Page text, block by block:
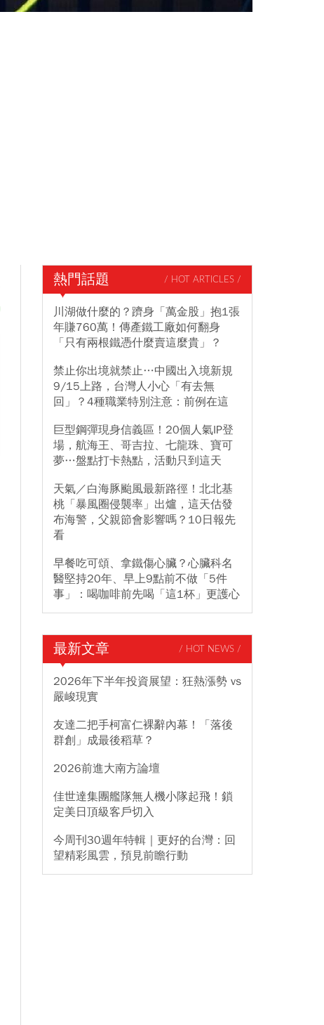
熱門話題 / HOT ARTICLES /
川湖做什麼的？躋身「萬金股」抱1張
年賺760萬！傳產鐵工廠如何翻身
「只有兩根鐵憑什麼賣這麼貴」？
禁止你出境就禁止…中國出入境新規
9/15上路，台灣人小心「有去無
回」？4種職業特別注意：前例在這
巨型鋼彈現身信義區！20個人氣IP登
場，航海王、哥吉拉、七龍珠、寶可
夢…盤點打卡熱點，活動只到這天
天氣／白海豚颱風最新路徑！北北基
桃「暴風圈侵襲率」出爐，這天估發
布海警，父親節會影響嗎？10日報先
看
早餐吃可頌、拿鐵傷心臟？心臟科名
醫堅持20年、早上9點前不做「5件
事」：喝咖啡前先喝「這1杯」更護心
最新文章 / HOT NEWS /
2026年下半年投資展望：狂熱漲勢 vs
嚴峻現實
友達二把手柯富仁裸辭內幕！「落後
群創」成最後稻草？
2026前進大南方論壇
佳世達集團艦隊無人機小隊起飛！鎖
定美日頂級客戶切入
今周刊30週年特輯｜更好的台灣：回
望精彩風雲，預見前瞻行動